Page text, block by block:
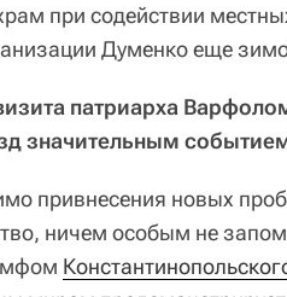
при содействии
Думенко еще
патриарха
значительным
привнесения новых
ничем особым не